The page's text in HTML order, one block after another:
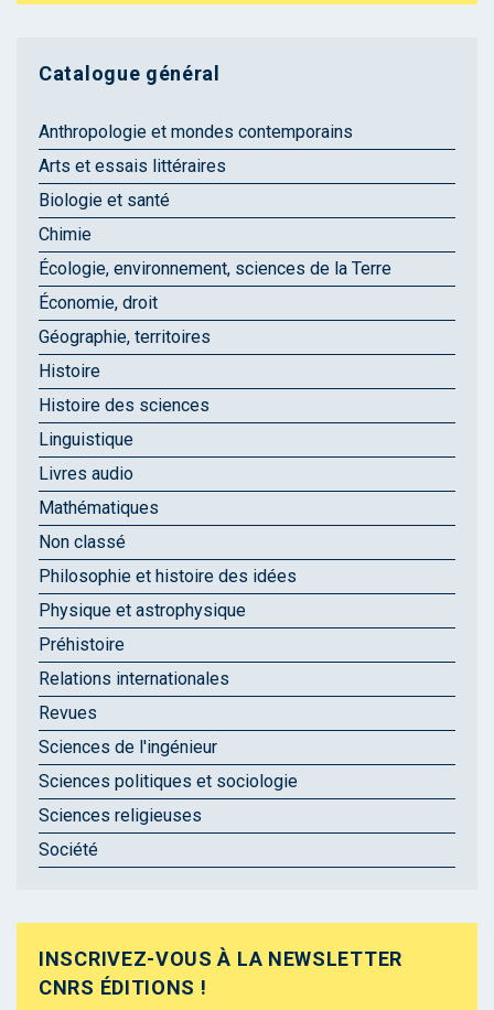
Catalogue général
Anthropologie et mondes contemporains
Arts et essais littéraires
Biologie et santé
Chimie
Écologie, environnement, sciences de la Terre
Économie, droit
Géographie, territoires
Histoire
Histoire des sciences
Linguistique
Livres audio
Mathématiques
Non classé
Philosophie et histoire des idées
Physique et astrophysique
Préhistoire
Relations internationales
Revues
Sciences de l'ingénieur
Sciences politiques et sociologie
Sciences religieuses
Société
INSCRIVEZ-VOUS À LA NEWSLETTER
CNRS ÉDITIONS !